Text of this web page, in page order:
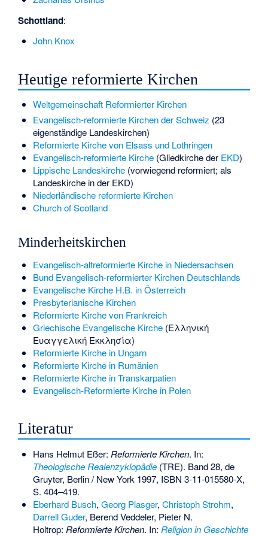
Schottland:
John Knox
Heutige reformierte Kirchen
Weltgemeinschaft Reformierter Kirchen
Evangelisch-reformierte Kirchen der Schweiz (23
eigenständige Landeskirchen)
Reformierte Kirche von Elsass und Lothringen
Evangelisch-reformierte Kirche(Gliedkirche der EKD)
Lippische Landeskirche(vorwiegend reformiert; als
Landeskirche in der EKD)
Niederländische reformierte Kirchen
Church of Scotland
Minderheitskirchen
Evangelisch-altreformierte Kirche in Niedersachsen
Bund Evangelisch-reformierter Kirchen Deutschlands
Evangelische Kirche H.B. in Österreich
Presbyterianische Kirchen
Reformierte Kirche von Frankreich
Griechische Evangelische Kirche(Ελληνική
Ευαγγελική Εκκλησία)
Reformierte Kirche in Ungarn
Reformierte Kirche in Rumänien
Reformierte Kirche in Transkarpatien
Evangelisch-Reformierte Kirche in Polen
Literatur
Hans Helmut Eßer: Reformierte Kirchen. In:
Theologische Realenzyklopädie(TRE). Band 28, de
Gruyter, Berlin / New York 1997, ISBN 3-11-015580-X,
S. 404–419.
Eberhard Busch, Georg Plasger, Christoph Strohm,
Darrell Guder, Berend Veddeler, Pieter N.
Holtrop: Reformierte Kirchen. In: Religion in Geschichte